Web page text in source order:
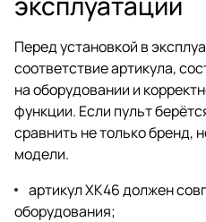
Перед установкой в
соответствие артикула,
на оборудовании и
функции. Если пульт
сравнить не только бренд,
модели.
артикул XK46 должен
оборудования;